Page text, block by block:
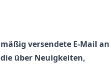
versendete E-Mail an
über Neuigkeiten,